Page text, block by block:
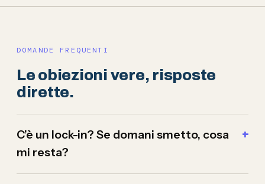
DOMANDE FREQUENTI
Le obiezioni vere, risposte
dirette.
C’è un lock-in? Se domani smetto, cosa
mi resta?